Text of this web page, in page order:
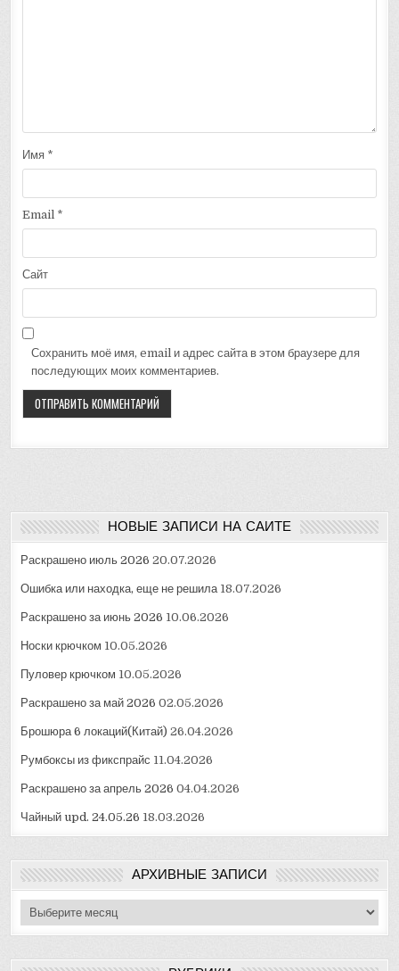
Имя *
Email *
Сайт
Сохранить моё имя, email и адрес сайта в этом браузере для
последующих моих комментариев.
НОВЫЕ ЗАПИСИ НА САЙТЕ
Раскрашено июль 2026 20.07.2026
Ошибка или находка, еще не решила 18.07.2026
Раскрашено за июнь 2026 10.06.2026
Носки крючком 10.05.2026
Пуловер крючком 10.05.2026
Раскрашено за май 2026 02.05.2026
Брошюра 6 локаций(Китай) 26.04.2026
Румбоксы из фикспрайс 11.04.2026
Раскрашено за апрель 2026 04.04.2026
Чайный upd. 24.05.26 18.03.2026
АРХИВНЫЕ ЗАПИСИ
Архивные
записи